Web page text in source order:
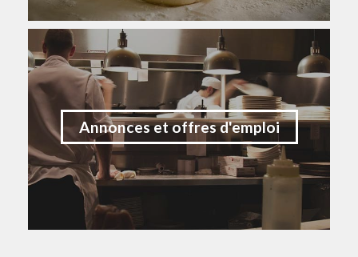
Annonces et offres d'emploi